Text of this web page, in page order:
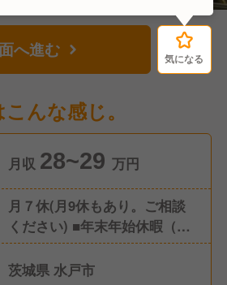
へ進む 気になる
んな感じ。
月収 28~29 万円
月７休(月9休もあり。ご相談
ください) ■年末年始休暇（12
月31日～1月1日はお休みで
す。※一部店舗除く） ■有給休
茨城県 水戸市
気になる